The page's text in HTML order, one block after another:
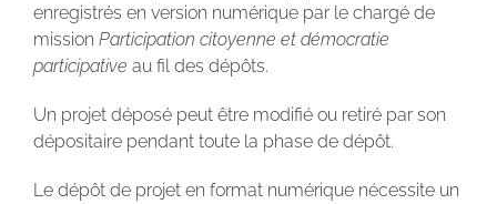
enregistrés en version numérique par le chargé de
mission Participation citoyenne et démocratie
participative au fil des dépôts.
Un projet déposé peut être modifié ou retiré par son
dépositaire pendant toute la phase de dépôt.
Le dépôt de projet en format numérique nécessite un